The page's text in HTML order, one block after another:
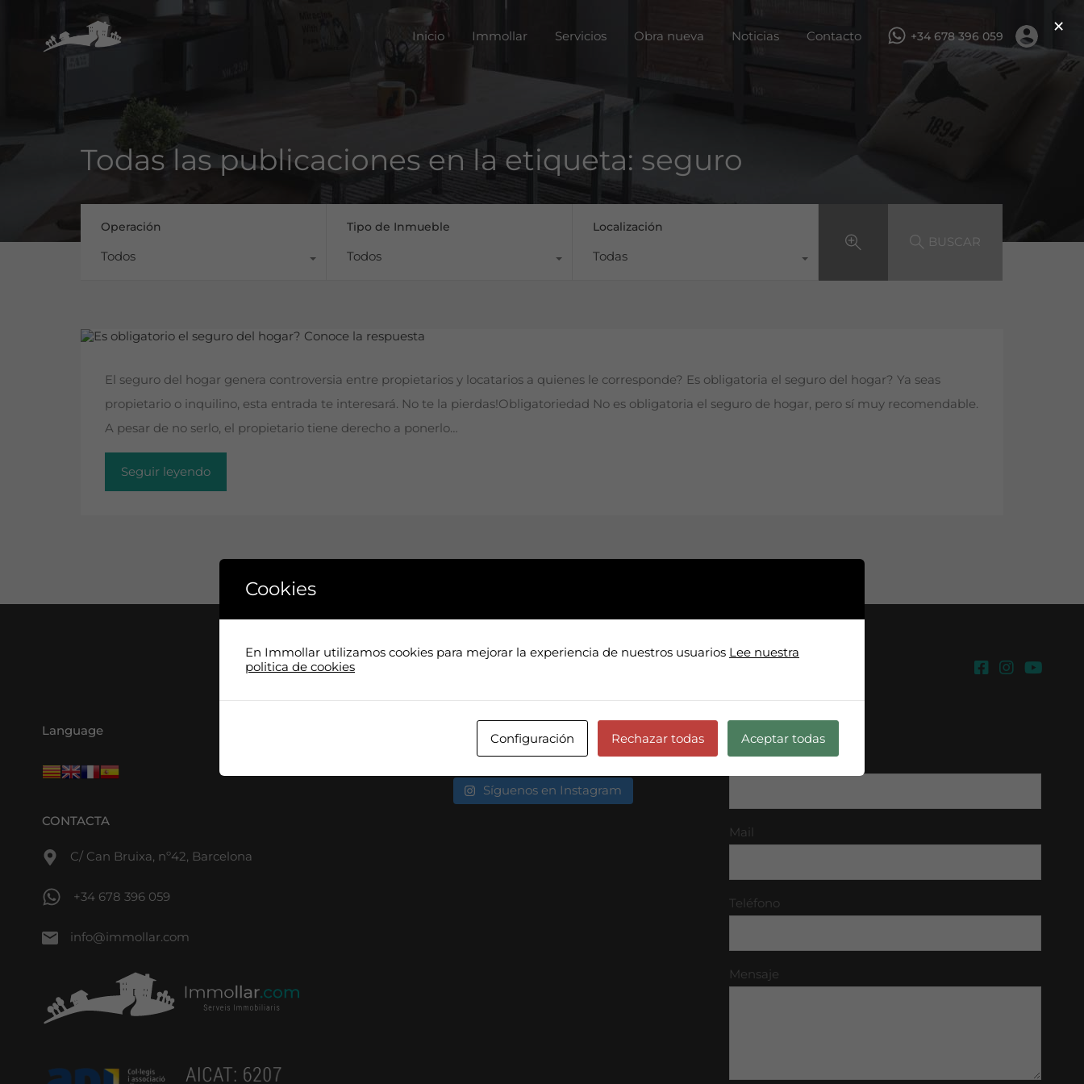
Inicio Servicios Obra nueva Noticias Contacto
Inicio Immollar Servicios Obra nueva Noticias Contacto +34 678 396 059
Todas las publicaciones en la etiqueta: seguro
Operación
Todos
Tipo de Inmueble
Todos
Localización
Todas
BUSCAR
El seguro del hogar genera controversia entre propietarios y locatarios a quienes le corresponde? Es obligatoria el seguro del hogar? Ya seas
propietario o inquilino, esta entrada te interesará. No te la pierdas!Obligatoriedad No es obligatoria el seguro de hogar, pero sí muy recomendable.
A pesar de no serlo, el propietario tiene derecho a ponerlo…
Seguir leyendo
Language
CONTACTA
C/ Can Bruixa, nº42, Barcelona
+34 678 396 059
info@immollar.com
Síguenos en Instagram
ESCRÍBENOS
Nombre
Mail
Teléfono
Mensaje
×
Cookies
En Immollar utilizamos cookies para mejorar la experiencia de nuestros usuarios Lee nuestra
politica de cookies
Configuración Rechazar todas Aceptar todas